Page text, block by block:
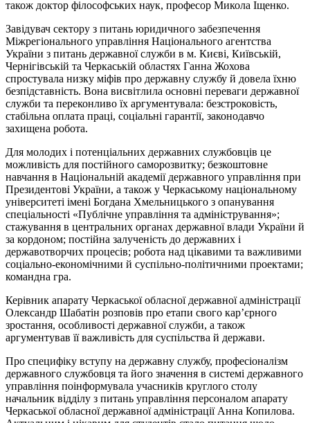
також доктор філософських наук, професор Микола Іщенко.
Завідувач сектору з питань юридичного забезпечення
Міжрегіонального управління Національного агентства
України з питань державної служби в м. Києві, Київській,
Чернігівській та Черкаській областях Ганна Жохова
спростувала низку міфів про державну службу й довела їхню
безпідставність. Вона висвітлила основні переваги державної
служби та переконливо їх аргументувала: безстроковість,
стабільна оплата праці, соціальні гарантії, законодавчо
захищена робота.
Для молодих і потенціальних державних службовців це
можливість для постійного саморозвитку; безкоштовне
навчання в Національній академії державного управління при
Президентові України, а також у Черкаському національному
університеті імені Богдана Хмельницького з опанування
спеціальності «Публічне управління та адміністрування»;
стажування в центральних органах державної влади України й
за кордоном; постійна залученість до державних і
державотворчих процесів; робота над цікавими та важливими
соціально-економічними й суспільно-політичними проектами;
командна гра.
Керівник апарату Черкаської обласної державної адміністрації
Олександр Шабатін розповів про етапи свого кар’єрного
зростання, особливості державної служби, а також
аргументував її важливість для суспільства й держави.
Про специфіку вступу на державну службу, професіоналізм
державного службовця та його значення в системі державного
управління поінформувала учасників круглого столу
начальник відділу з питань управління персоналом апарату
Черкаської обласної державної адміністрації Анна Копилова.